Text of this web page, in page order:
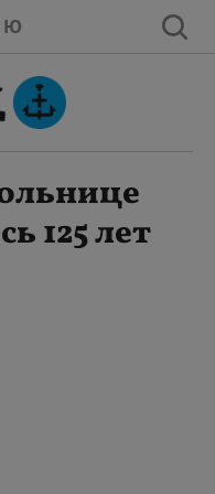
125 лет